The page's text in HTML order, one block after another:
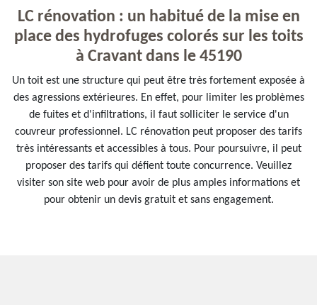
LC rénovation : un habitué de la mise en
place des hydrofuges colorés sur les toits
à Cravant dans le 45190
Un toit est une structure qui peut être très fortement exposée à
des agressions extérieures. En effet, pour limiter les problèmes
de fuites et d'infiltrations, il faut solliciter le service d'un
couvreur professionnel. LC rénovation peut proposer des tarifs
très intéressants et accessibles à tous. Pour poursuivre, il peut
proposer des tarifs qui défient toute concurrence. Veuillez
visiter son site web pour avoir de plus amples informations et
pour obtenir un devis gratuit et sans engagement.